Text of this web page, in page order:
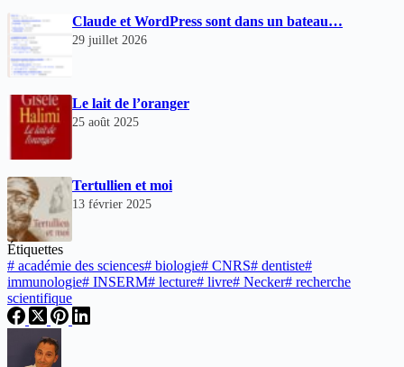
Claude et WordPress sont dans un bateau…
29 juillet 2026
Le lait de l’oranger
25 août 2025
Tertullien et moi
13 février 2025
Étiquettes
# académie des sciences# biologie# CNRS# dentiste#
immunologie# INSERM# lecture# livre# Necker# recherche
scientifique